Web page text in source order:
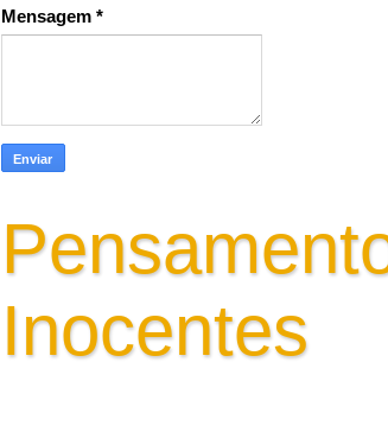
Mensagem *
Inocentes